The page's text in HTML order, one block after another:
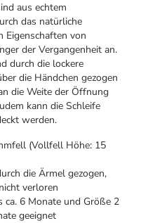
aus echtem
das natürliche
Eigenschaften von
der Vergangenheit an.
durch die lockere
die Händchen gezogen
die Weite der Öffnung
kann die Schleife
werden.
(Vollfell Höhe: 15
die Ärmel gezogen,
verloren
ca. 6 Monate und Größe 2
geeignet